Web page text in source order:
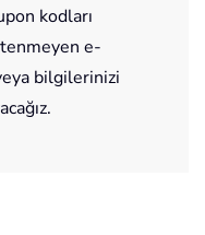
kodları
e-
bilgilerinizi